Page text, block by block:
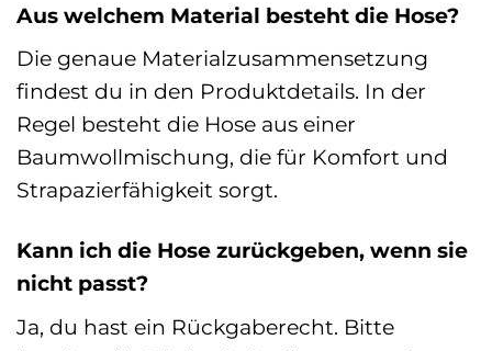
Aus welchem Material besteht die Hose?
Die genaue Materialzusammensetzung
findest du in den Produktdetails. In der
Regel besteht die Hose aus einer
Baumwollmischung, die für Komfort und
Strapazierfähigkeit sorgt.
Kann ich die Hose zurückgeben, wenn sie
nicht passt?
Ja, du hast ein Rückgaberecht. Bitte